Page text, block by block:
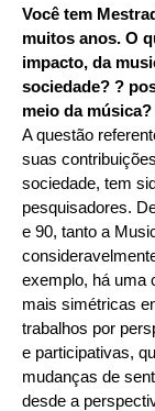
Você tem
muitos anos. O
impacto, da
sociedade? ?
meio da música?
A questão
suas
sociedade, tem
pesquisadores.
e 90, tanto a
exemplo, há uma
mais simétricas
trabalhos por
e participativas,
mudanças de
desde a